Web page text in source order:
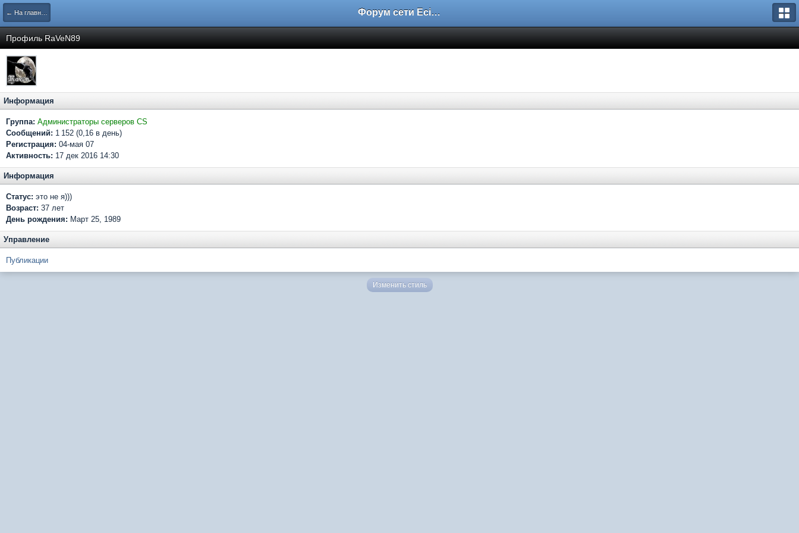
← На главную Форум сети EciлNet
Профиль RaVeN89
Информация
Группа: Администраторы серверов CS
Сообщений: 1 152 (0,16 в день)
Регистрация: 04-мая 07
Активность: 17 дек 2016 14:30
Информация
Статус: это не я)))
Возраст: 37 лет
День рождения: Март 25, 1989
Управление
Публикации
Изменить стиль